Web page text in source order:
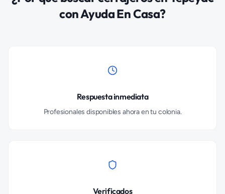
con Ayuda En Casa?
Respuesta inmediata
Profesionales disponibles ahora en tu colonia.
Verificados